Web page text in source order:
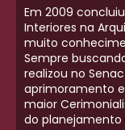
Em 2009
Interiores na
muito
Sempre
realizou no
aprimoramento
maior
do planejamento